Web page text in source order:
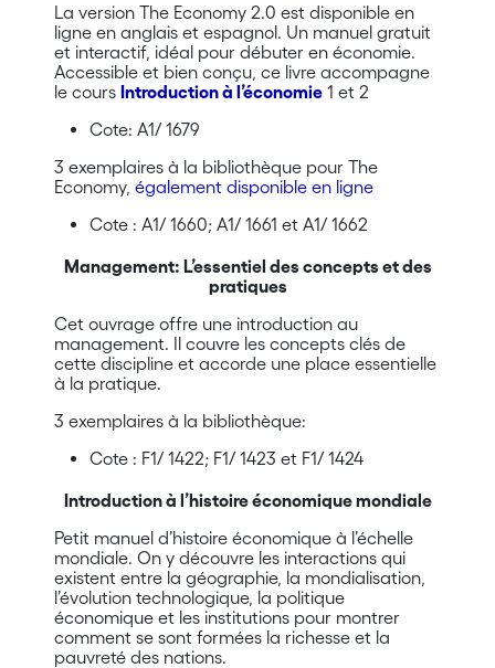
La version The Economy 2.0 est disponible en
ligne en anglais et espagnol. Un manuel gratuit
et interactif, idéal pour débuter en économie.
Accessible et bien conçu, ce livre accompagne
le cours Introduction à l’économie1 et 2
Cote: A1/1679
3 exemplaires à la bibliothèque pour The
Economy, également disponible en ligne
Cote : A1/ 1660; A1/ 1661 et A1/ 1662
Management: L’essentiel des concepts et des
pratiques
Cet ouvrage offre une introduction au
management. Il couvre les concepts clés de
cette discipline et accorde une place essentielle
à la pratique.
3 exemplaires à la bibliothèque:
Cote : F1/ 1422; F1/ 1423 et F1/ 1424
Introduction à l’histoire économique mondiale
Petit manuel d’histoire économique à l’échelle
mondiale. On y découvre les interactions qui
existent entre la géographie, la mondialisation,
l’évolution technologique, la politique
économique et les institutions pour montrer
comment se sont formées la richesse et la
pauvreté des nations.